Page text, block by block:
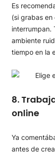
Es
(si grabas
interrumpan.
ambiente
tiempo en la
8.
online
Ya
antes de